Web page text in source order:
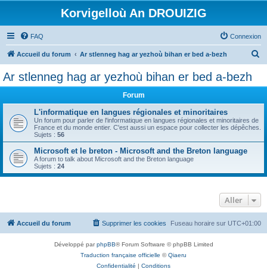
Korvigelloù An DROUIZIG
FAQ Connexion
Accueil du forum Ar stlenneg hag ar yezhoù bihan er bed a-bezh
Ar stlenneg hag ar yezhoù bihan er bed a-bezh
Forum
L'informatique en langues régionales et minoritaires
Un forum pour parler de l'informatique en langues régionales et minoritaires de
France et du monde entier. C'est aussi un espace pour collecter les dépêches.
Sujets : 56
Microsoft et le breton - Microsoft and the Breton language
A forum to talk about Microsoft and the Breton language
Sujets : 24
Aller
Accueil du forum Fuseau horaire sur UTC+01:00
Supprimer les cookies
Développé parphpBB® Forum Software © phpBB Limited
Traduction française officielle ©Qiaeru
Confidentialité | Conditions